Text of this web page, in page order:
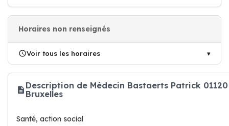
Horaires non renseignés
Voir tous les horaires
Description de Médecin Bastaerts Patrick 01120
Bruxelles
Santé, action social